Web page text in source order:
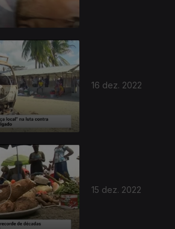
16 dez. 2022
15 dez. 2022